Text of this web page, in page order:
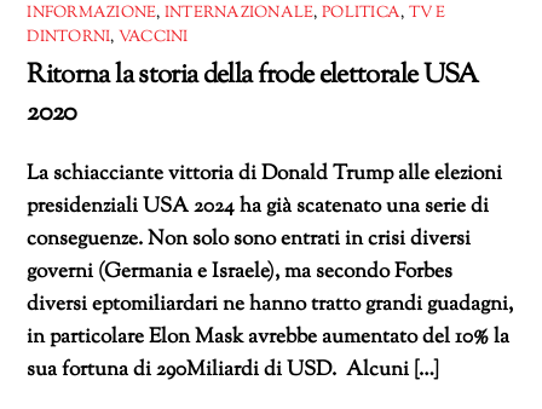
INFORMAZIONE, INTERNAZIONALE, POLITICA, TV E
DINTORNI, VACCINI
Ritorna la storia della frode elettorale USA
2020
La schiacciante vittoria di Donald Trump alle elezioni
presidenziali USA 2024 ha già scatenato una serie di
conseguenze. Non solo sono entrati in crisi diversi
governi (Germania e Israele), ma secondo Forbes
diversi eptomiliardari ne hanno tratto grandi guadagni,
in particolare Elon Mask avrebbe aumentato del 10% la
sua fortuna di 290Miliardi di USD. Alcuni […]